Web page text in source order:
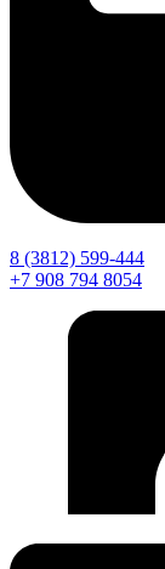
8 (3812) 599-444
+7 908 794 8054